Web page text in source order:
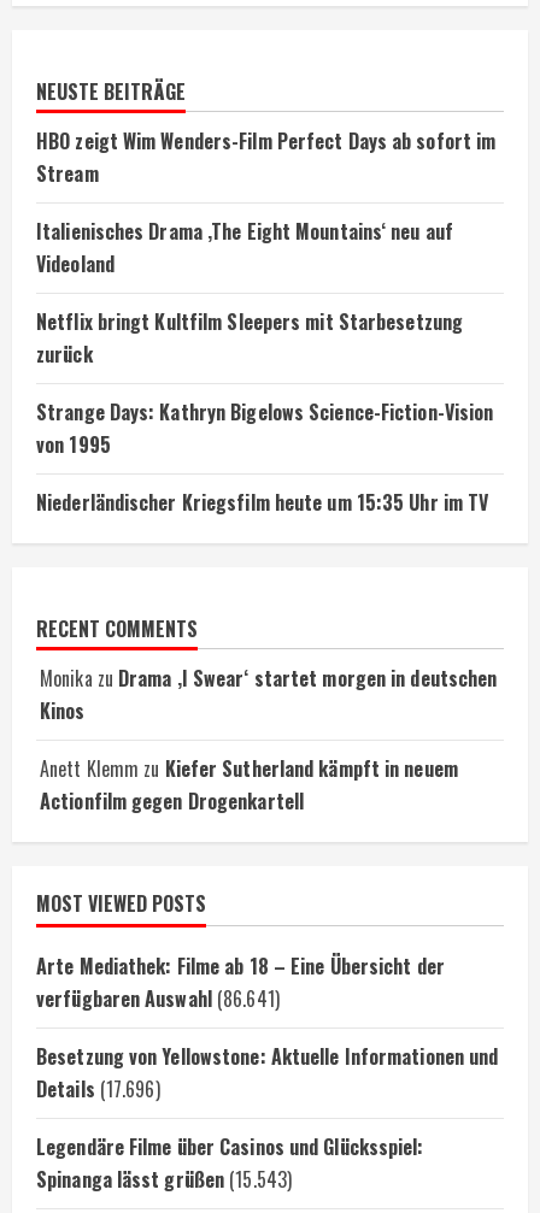
NEUSTE BEITRÄGE
HBO zeigt Wim Wenders-Film Perfect Days ab sofort im
Stream
Italienisches Drama ‚The Eight Mountains‘ neu auf
Videoland
Netflix bringt Kultfilm Sleepers mit Starbesetzung
zurück
Strange Days: Kathryn Bigelows Science-Fiction-Vision
von 1995
Niederländischer Kriegsfilm heute um 15:35 Uhr im TV
RECENT COMMENTS
Monika zu Drama ‚I Swear‘ startet morgen in deutschen
Kinos
Anett Klemm zu Kiefer Sutherland kämpft in neuem
Actionfilm gegen Drogenkartell
MOST VIEWED POSTS
Arte Mediathek: Filme ab 18 – Eine Übersicht der
verfügbaren Auswahl (86.641)
Besetzung von Yellowstone: Aktuelle Informationen und
Details (17.696)
Legendäre Filme über Casinos und Glücksspiel:
Spinanga lässt grüßen (15.543)